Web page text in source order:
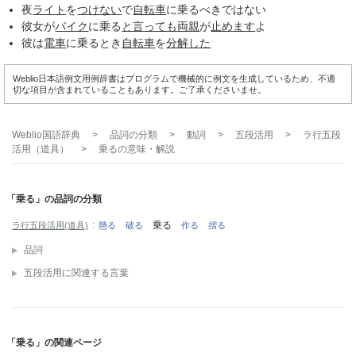
夜ライト をつけないで自転車に乗るべきではない
彼女がバイクに乗る と言っても両親が止めますよ
彼は電車に乗るとき 自転車を分解した
Weblio日本語例文用例辞書はプログラムで機械的に例文を生成しているため、不適
切な項目が含まれていることもあります。ご了承くださいませ。
Weblio国語辞典 > 品詞の分類 > 動詞 > 五段活用 >
ラ行五段
活用（道具）
> 乗るの意味・解説
「乗る」の品詞の分類
ラ行五段活用(道具) 懸る 破る 乗る 作る 摺る
品詞
五段活用に関連する言葉
「乗る」の関連ページ